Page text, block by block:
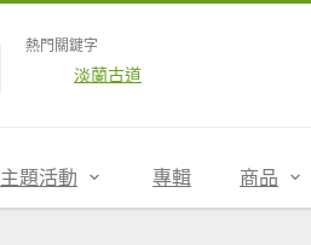
熱門關鍵字
淡蘭古道
主題活動 專輯 商品